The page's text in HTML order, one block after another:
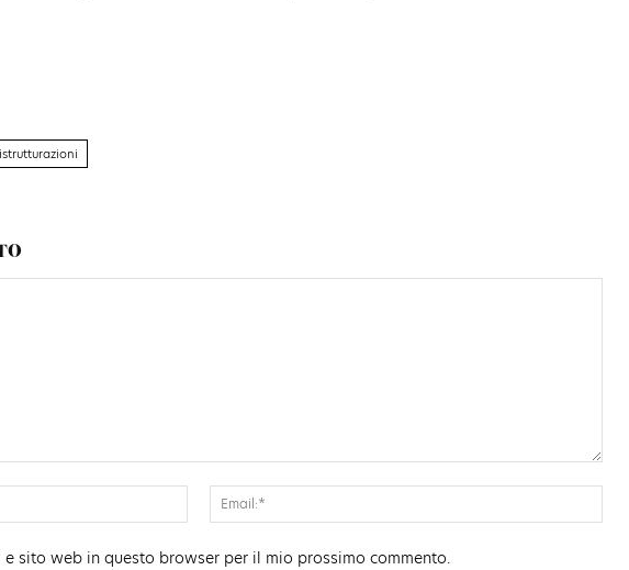
Nome:*
sito web in questo browser per il mio prossimo commento.